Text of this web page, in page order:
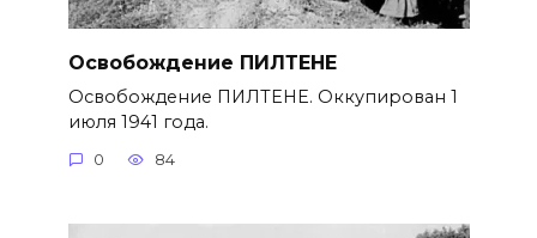
Освобождение ПИЛТЕНЕ
Освобождение ПИЛТЕНЕ. Оккупирован 1
июля 1941 года.
0 84